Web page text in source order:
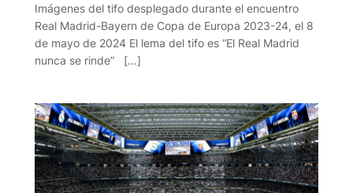
Imágenes del tifo desplegado durante el encuentro
Real Madrid-Bayern de Copa de Europa 2023-24, el 8
de mayo de 2024 El lema del tifo es “El Real Madrid
nunca se rinde” […]